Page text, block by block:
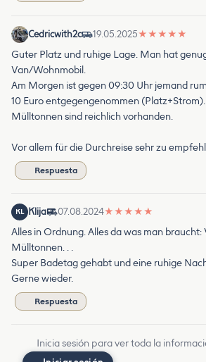
Cedricwith2c 19.05.2025★ ★ ★ ★ ★
Guter Platz und ruhige Lage. Man hat
Van/Wohnmobil.
Am Morgen ist gegen 09:30 Uhr jemand
10 Euro entgegengenommen (Platz+Strom).
Mülltonnen sind reichlich vorhanden.
Vor allem für die Durchreise sehr zu
Respuesta
KL Klija 07.08.2024★ ★ ★ ★ ★
Alles in Ordnung. Alles da was man braucht:
Mülltonnen. . .
Super Badetag gehabt und eine ruhige
Gerne wieder.
Respuesta
Inicia sesión para ver toda la